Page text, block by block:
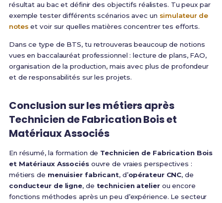
résultat au bac et définir des objectifs réalistes. Tu peux par
exemple tester différents scénarios avec un simulateur de
notes et voir sur quelles matières concentrer tes efforts.
Dans ce type de BTS, tu retrouveras beaucoup de notions
vues en baccalauréat professionnel : lecture de plans, FAO,
organisation de la production, mais avec plus de profondeur
et de responsabilités sur les projets.
Conclusion sur les métiers après
Technicien de Fabrication Bois et
Matériaux Associés
En résumé, la formation de Technicien de Fabrication Bois
et Matériaux Associésouvre de vraies perspectives :
métiers de menuisier fabricant, d’opérateur CNC, de
conducteur de ligne, de technicien atelierou encore
fonctions méthodes après un peu d’expérience. Le secteur